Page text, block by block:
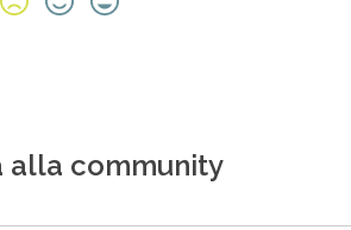
alla community